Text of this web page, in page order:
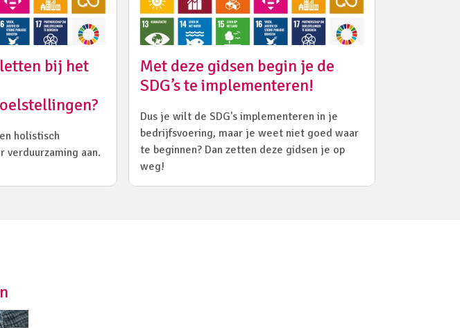
bij het
holistisch
aan.
Met deze gidsen begin je de
SDG’s te implementeren!
Dus je wilt de SDG's implementeren in je
bedrijfsvoering, maar je weet niet goed waar
te beginnen? Dan zetten deze gidsen je op
weg!